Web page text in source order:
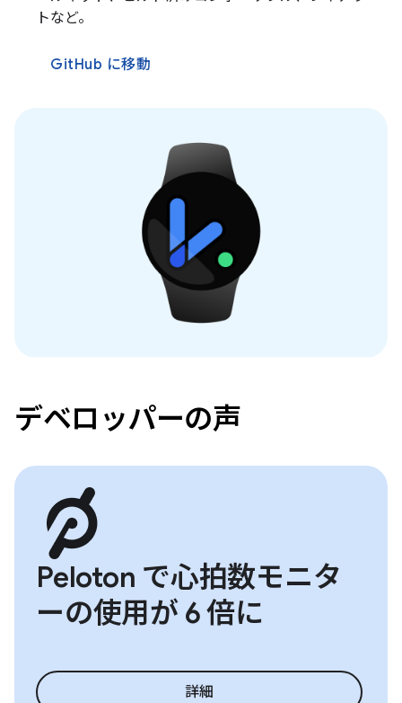
トなど。
GitHub に移動
デベロッパーの声
Peloton で心拍数モニタ
ーの使用が 6 倍に
詳細